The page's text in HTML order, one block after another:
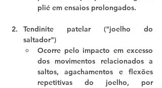
plié em ensaios prolongados.
Tendinite patelar ("joelho do
saltador")
Ocorre pelo impacto em excesso
dos movimentos relacionados a
saltos, agachamentos e flexões
repetitivas do joelho, por